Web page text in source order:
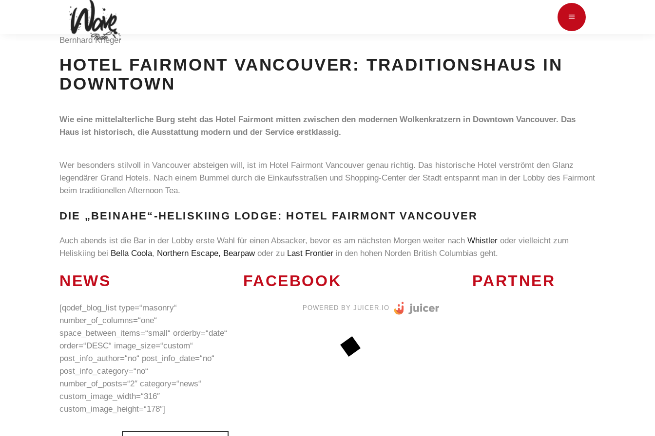
Bernhard Krieger
HOTEL FAIRMONT VANCOUVER: TRADITIONSHAUS IN
DOWNTOWN
Wie eine mittelalterliche Burg steht das Hotel Fairmont mitten zwischen den modernen Wolkenkratzern in Downtown Vancouver. Das
Haus ist historisch, die Ausstattung modern und der Service erstklassig.
Wer besonders stilvoll in Vancouver absteigen will, ist im Hotel Fairmont Vancouver genau richtig. Das historische Hotel verströmt den Glanz
legendärer Grand Hotels. Nach einem Bummel durch die Einkaufsstraßen und Shopping-Center der Stadt entspannt man in der Lobby des Fairmont
beim traditionellen Afternoon Tea.
DIE „BEINAHE“-HELISKIING LODGE: HOTEL FAIRMONT VANCOUVER
Auch abends ist die Bar in der Lobby erste Wahl für einen Absacker, bevor es am nächsten Morgen weiter nach Whistler oder vielleicht zum
Heliskiing bei Bella Coola, Northern Escape, Bearpawoder zu Last Frontier in den hohen Norden British Columbias geht.
NEWS
[qodef_blog_list type=“masonry“
number_of_columns=“one“
space_between_items=“small“ orderby=“date“
order=“DESC“ image_size=“custom“
post_info_author=“no“ post_info_date=“no“
post_info_category=“no“
number_of_posts=“2″ category=“news“
custom_image_width=“316″
custom_image_height=“178″]
FACEBOOK
POWERED BY JUICER.IO
PARTNER